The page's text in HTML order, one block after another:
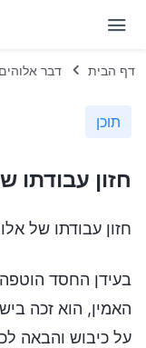
דף הבית דבר
תוכן
חזון עבודתו
חזון עבודתו של
בעידן החסד
האמין, הוא זכה
על כיבוש והבאה